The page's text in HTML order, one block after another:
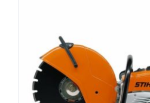
DÉTAILS